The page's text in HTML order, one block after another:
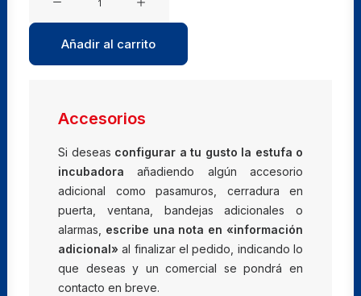
secado
convección
cantidad
Añadir al carrito
Accesorios
Si deseas configurar a tu gusto la estufa o
incubadora añadiendo algún accesorio
adicional como pasamuros, cerradura en
puerta, ventana, bandejas adicionales o
alarmas, escribe una nota en «información
adicional» al finalizar el pedido, indicando lo
que deseas y un comercial se pondrá en
contacto en breve.